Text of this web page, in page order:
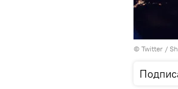
© Twitter /